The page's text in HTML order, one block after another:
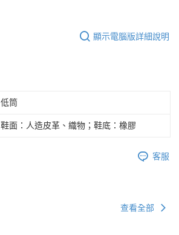
顯示電腦版詳細說明
低筒
鞋面：人造皮革、織物；鞋底：橡膠
客服
查看全部